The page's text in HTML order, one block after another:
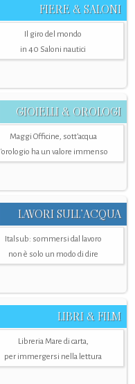
FIERE & SALONI
Il giro del mondo
in 40 Saloni nautici
GIOIELLI & OROLOGI
Maggi Officine, sott’acqua
l'orologio ha un valore immenso
LAVORI SULL’ACQUA
Italsub: sommersi dal lavoro
non è solo un modo di dire
LIBRI & FILM
Libreria Mare di carta,
per immergersi nella lettura